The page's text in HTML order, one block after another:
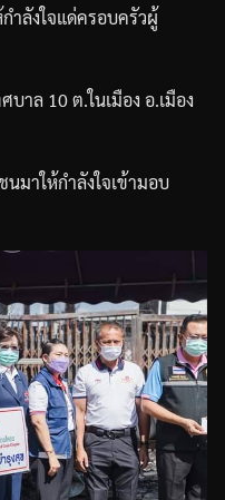
ำลังใจแด่ครอบครัวผู้
บาล 10ต.ในเมือง อ.เมือง
มาให้กำลังใจเข้ามอบ